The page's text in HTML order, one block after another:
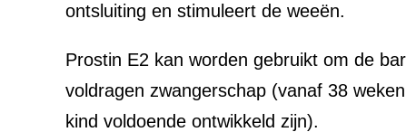
ontsluiting en stimuleert de weeën.
Prostin E2 kan worden gebruikt om de
voldragen zwangerschap (vanaf 38
kind voldoende ontwikkeld zijn).